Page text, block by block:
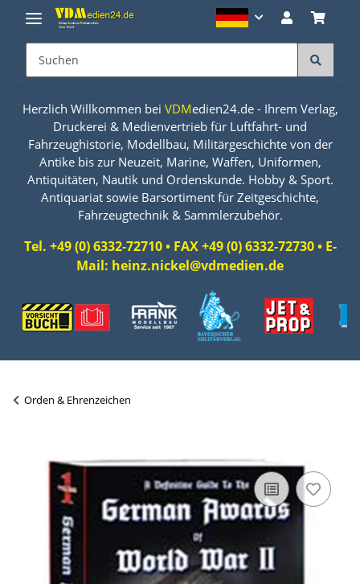
Herzlich Willkommen bei VDMedien24.de - Ihrem Verlag,
Druckerei & Medienvertrieb für Luftfahrt- und
Fahrzeughistorie, Modellbau, Militärgeschichte von der
Antike bis zur Neuzeit, Marine, Waffen, Uniformen,
Antiquitäten, Nautik und Ordenskunde. Hobby & Sport.
Antiquariat sowie Barsortiment für Zeitgeschichte,
Fahrzeugtechnik & Sammlerzubehör.
Tel. +49 (0) 6332-72710 • FAX +49 (0) 6332-72730 • E-
Mail: heinz.nickel@vdmedien.de
Orden & Ehrenzeichen